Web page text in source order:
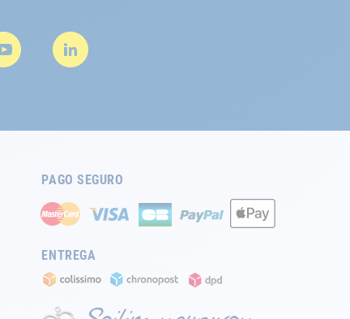
PAGO SEGURO
ENTREGA